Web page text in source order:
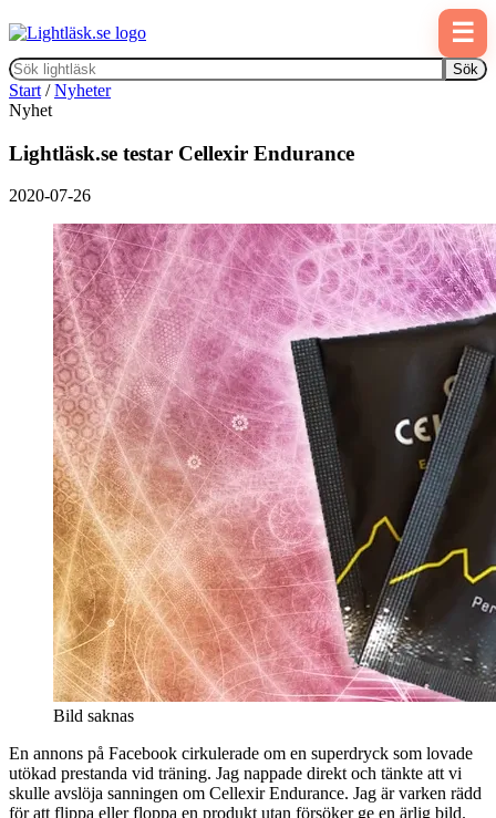
☰
Sök
Start / Nyheter
Nyhet
Lightläsk.se testar Cellexir Endurance
2020-07-26
Bild saknas
En annons på Facebook cirkulerade om en superdryck som lovade
utökad prestanda vid träning. Jag nappade direkt och tänkte att vi
skulle avslöja sanningen om Cellexir Endurance. Jag är varken rädd
för att flippa eller floppa en produkt utan försöker ge en ärlig bild.